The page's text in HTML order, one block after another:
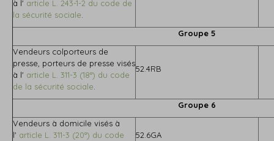
à l' article L. 243-1-2 du code de
la sécurité sociale
Groupe 5
Vendeurs colporteurs de
presse, porteurs de presse visés
à l' article L. 311-3 (18°) du code
de la sécurité sociale
52.4RB
Groupe 6
Vendeurs à domicile visés à
l' article L. 311-3 (20°) du code
52.6GA